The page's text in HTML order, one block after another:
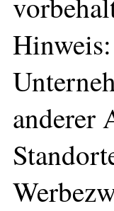
anderer